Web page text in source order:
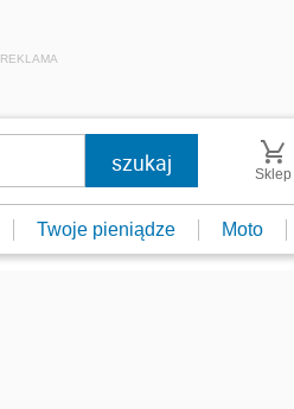
REKLAMA
Sklep
Twoje pieniądze Moto